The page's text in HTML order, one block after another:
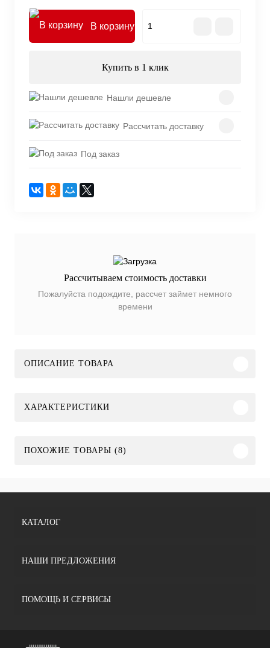
В корзину
Купить в 1 клик
Нашли дешевле
Рассчитать доставку
Под заказ
Рассчитываем стоимость доставки
Пожалуйста подождите, рассчет займет немного
времени
ОПИСАНИЕ ТОВАРА
ХАРАКТЕРИСТИКИ
ПОХОЖИЕ ТОВАРЫ (8)
КАТАЛОГ
НАШИ ПРЕДЛОЖЕНИЯ
ПОМОЩЬ И СЕРВИСЫ